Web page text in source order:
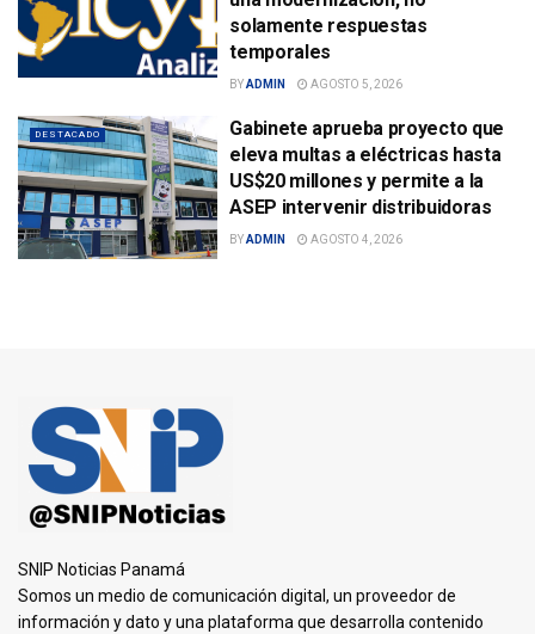
solamente respuestas
temporales
BYADMIN AGOSTO 5, 2026
DESTACADO
Gabinete aprueba proyecto que
eleva multas a eléctricas hasta
US$20 millones y permite a la
ASEP intervenir distribuidoras
BYADMIN AGOSTO 4, 2026
SNIP Noticias Panamá
Somos un medio de comunicación digital, un proveedor de
información y dato y una plataforma que desarrolla contenido